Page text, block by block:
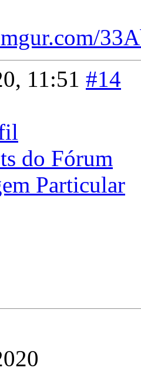
11:51 #14
do Fórum
Particular